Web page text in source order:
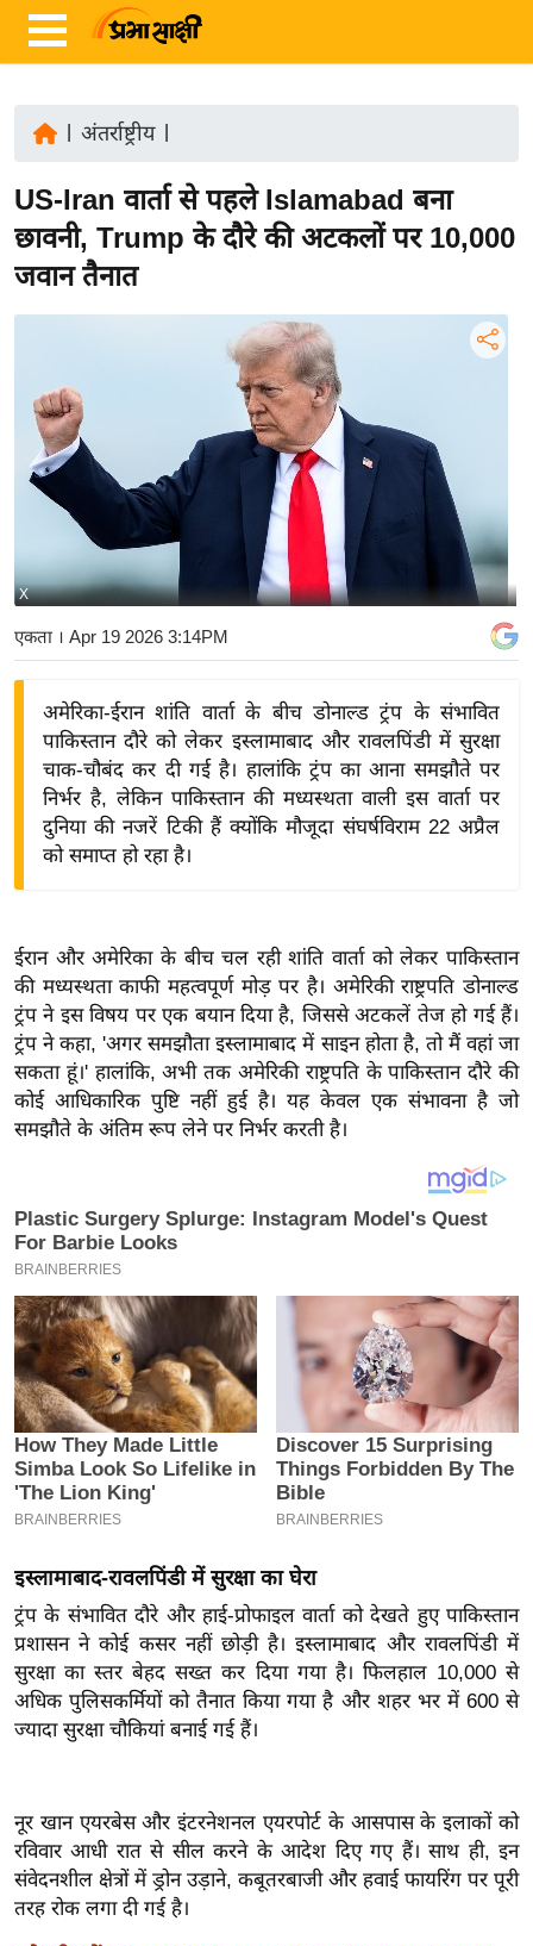
ज़ा
ख
र
य
अं
त
र्रा
बि
ज़
ने
द्यो
शे
ष
ज्ञ
रा
य
ब
ज
खे
ल
क्रि
के
ट
I
P
L
2
0
2
क्रा
इ
म
ई
-
र
मि
सा
ल
अंतर्राष्ट्रीय|
US-Iran वार्ता से पहले Islamabad बना
छावनी, Trump के दौरे की अटकलों पर 10,000
जवान तैनात
X
एकता । Apr 19 2026 3:14PM
अमेरिका-ईरान शांति वार्ता के बीच डोनाल्ड ट्रंप के संभावित
पाकिस्तान दौरे को लेकर इस्लामाबाद और रावलपिंडी में सुरक्षा
चाक-चौबंद कर दी गई है। हालांकि ट्रंप का आना समझौते पर
निर्भर है, लेकिन पाकिस्तान की मध्यस्थता वाली इस वार्ता पर
दुनिया की नजरें टिकी हैं क्योंकि मौजूदा संघर्षविराम 22 अप्रैल
को समाप्त हो रहा है।
ईरान और अमेरिका के बीच चल रही शांति वार्ता को लेकर पाकिस्तान
की मध्यस्थता काफी महत्वपूर्ण मोड़ पर है। अमेरिकी राष्ट्रपति डोनाल्ड
ट्रंप ने इस विषय पर एक बयान दिया है, जिससे अटकलें तेज हो गई हैं।
ट्रंप ने कहा, 'अगर समझौता इस्लामाबाद में साइन होता है, तो मैं वहां जा
सकता हूं।' हालांकि, अभी तक अमेरिकी राष्ट्रपति के पाकिस्तान दौरे की
कोई आधिकारिक पुष्टि नहीं हुई है। यह केवल एक संभावना है जो
समझौते के अंतिम रूप लेने पर निर्भर करती है।
इस्लामाबाद-रावलपिंडी में सुरक्षा का घेरा
ट्रंप के संभावित दौरे और हाई-प्रोफाइल वार्ता को देखते हुए पाकिस्तान
प्रशासन ने कोई कसर नहीं छोड़ी है। इस्लामाबाद और रावलपिंडी में
सुरक्षा का स्तर बेहद सख्त कर दिया गया है। फिलहाल 10,000 से
अधिक पुलिसकर्मियों को तैनात किया गया है और शहर भर में 600 से
ज्यादा सुरक्षा चौकियां बनाई गई हैं।
नूर खान एयरबेस और इंटरनेशनल एयरपोर्ट के आसपास के इलाकों को
रविवार आधी रात से सील करने के आदेश दिए गए हैं। साथ ही, इन
संवेदनशील क्षेत्रों में ड्रोन उड़ाने, कबूतरबाजी और हवाई फायरिंग पर पूरी
तरह रोक लगा दी गई है।